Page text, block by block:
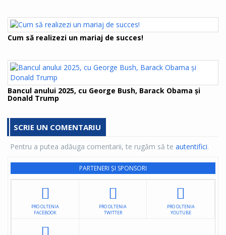
Cum să realizezi un mariaj de succes!
Bancul anului 2025, cu George Bush, Barack Obama şi
Donald Trump
SCRIE UN COMENTARIU
Pentru a putea adăuga comentarii, te rugăm să te autentifici.
PARTENERI ȘI SPONSORI
PRO OLTENIA
FACEBOOK
PRO OLTENIA
TWITTER
PRO OLTENIA
YOUTUBE